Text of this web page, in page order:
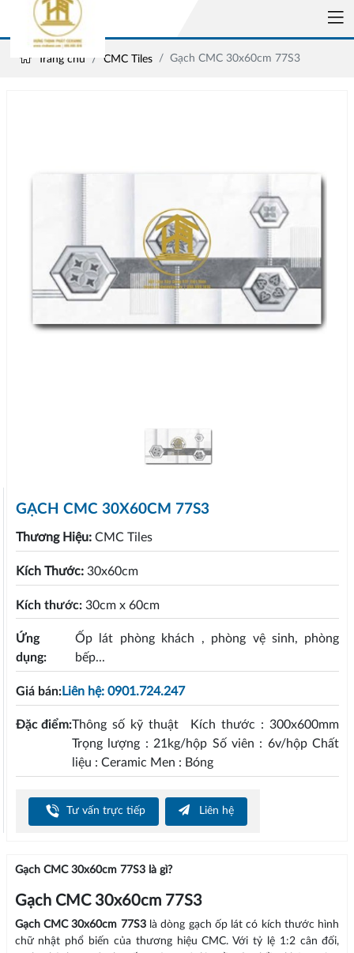
Trang chủ CMC Tiles Gạch CMC 30x60cm 77S3
GẠCH CMC 30X60CM 77S3
Thương Hiệu: CMC Tiles
Kích Thước: 30x60cm
Kích thước: 30cm x 60cm
Ứng
dụng:
Ốp lát phòng khách , phòng vệ sinh, phòng
bếp...
Giá bán:Liên hệ: 0901.724.247
Đặc điểm:Thông số kỹ thuật Kích thước : 300x600mm
Trọng lượng : 21kg/hộp Số viên : 6v/hộp Chất
liệu : Ceramic Men : Bóng
Tư vấn trực tiếp Liên hệ
Gạch CMC 30x60cm 77S3 là gì?
Gạch CMC 30x60cm 77S3
Gạch CMC 30x60cm 77S3là dòng gạch ốp lát có kích thước hình
chữ nhật phổ biến của thương hiệu CMC. Với tỷ lệ 1:2 cân đối,